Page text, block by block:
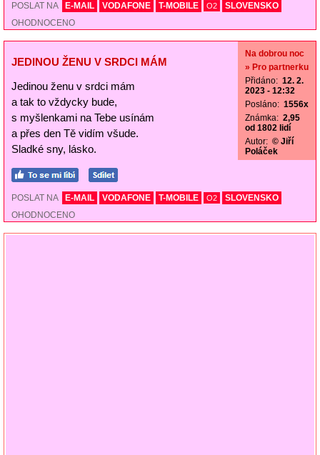
POSLAT NA E-MAIL VODAFONE T-MOBILE O2
SLOVENSKO
OHODNOCENO
JEDINOU ŽENU V SRDCI MÁM
Jedinou ženu v srdci mám
a tak to vždycky bude,
s myšlenkami na Tebe usínám
a přes den Tě vidím všude.
Sladké sny, lásko.
Na dobrou noc
» Pro partnerku
Přidáno: 12. 2.
2023 - 12:32
Posláno: 1556x
Známka: 2,95
od 1802 lidí
Autor: © Jiří
Poláček
POSLAT NA E-MAIL VODAFONE T-MOBILE O2
SLOVENSKO
OHODNOCENO